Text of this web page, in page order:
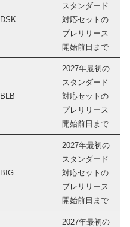
DSK
スタンダード
対応セットの
プレリリース
開始前日まで
BLB
2027年最初の
スタンダード
対応セットの
プレリリース
開始前日まで
BIG
2027年最初の
スタンダード
対応セットの
プレリリース
開始前日まで
2027年最初の